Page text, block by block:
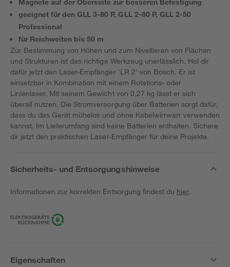
Magnete auf der Oberseite zur besseren Befestigung
geeignet für den GLL 3-80 P, GLL 2-80 P, GLL 2-50
Professional
für Reichweiten bis 50 m
Zur Bestimmung von Höhen und zum Nivellieren von Flächen
und Strukturen ist das richtige Werkzeug unerlässlich. Hol dir
dafür jetzt den Laser-Empfänger 'LR 2' von Bosch. Er ist
einsetzbar in Kombination mit einem Rotations- oder
Linienlaser. Mit seinem Gewicht von 0,27 kg lässt er sich
überall nutzen. Die Stromversorgung über Batterien sorgt dafür,
dass du das Gerät mühelos und ohne Kabelwirrwarr verwenden
kannst. Im Lieferumfang sind keine Batterien enthalten. Sichere
dir jetzt den praktischen Laser-Empfänger für deine Projekte.
Sicherheits- und Entsorgungshinweise
Informationen zur korrekten Entsorgung findest du hier.
Eigenschaften